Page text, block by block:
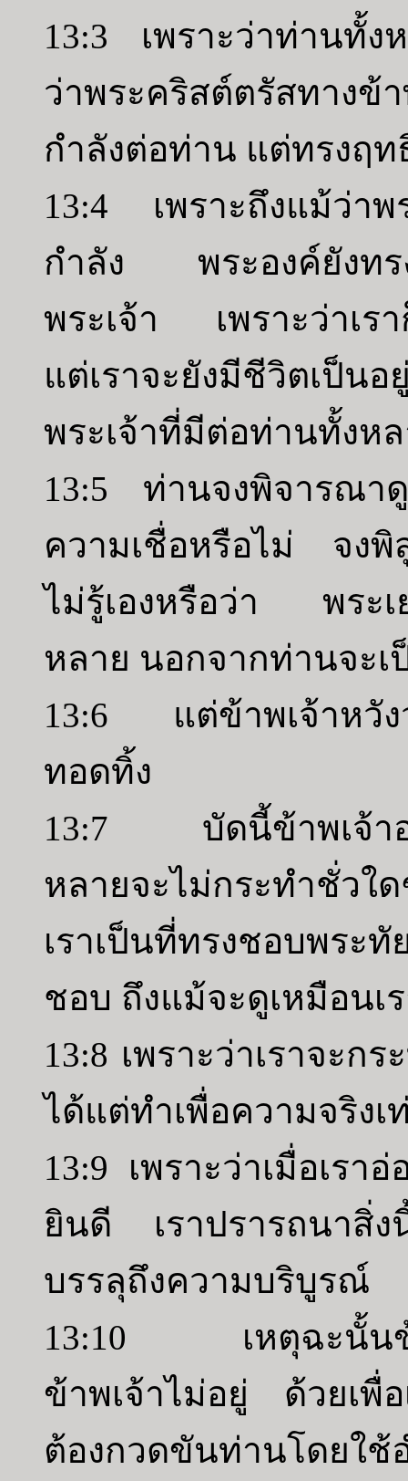
13:3 เพราะว่าท่านทั้ง
ว่าพระคริสต์ตรัสทาง
กำลังต่อท่าน แต่ทรงฤ
13:4 เพราะถึงแม้ว่าพ
กำลัง พระองค์ยังทร
พระเจ้า เพราะว่าเร
แต่เราจะยังมีชีวิตเป็น
พระเจ้าที่มีต่อท่านทั้งห
13:5 ท่านจงพิจารณา
ความเชื่อหรือไม่ จงพิ
ไม่รู้เองหรือว่า พระเ
หลาย นอกจากท่านจะ
13:6 แต่ข้าพเจ้าหวัง
ทอดทิ้ง
13:7 บัดนี้ข้าพเจ้าอธิ
หลายจะไม่กระทำชั่วใ
เราเป็นที่ทรงชอบพระ
ชอบ ถึงแม้จะดูเหมือนเ
13:8 เพราะว่าเราจะก
ได้แต่ทำเพื่อความจริงเ
13:9 เพราะว่าเมื่อเร
ยินดี เราปรารถนาสิ่
บรรลุถึงความบริบูรณ์
13:10 เหตุฉะนั้นข้า
ข้าพเจ้าไม่อยู่ ด้วยเพื่
ต้องกวดขันท่านโดยใ